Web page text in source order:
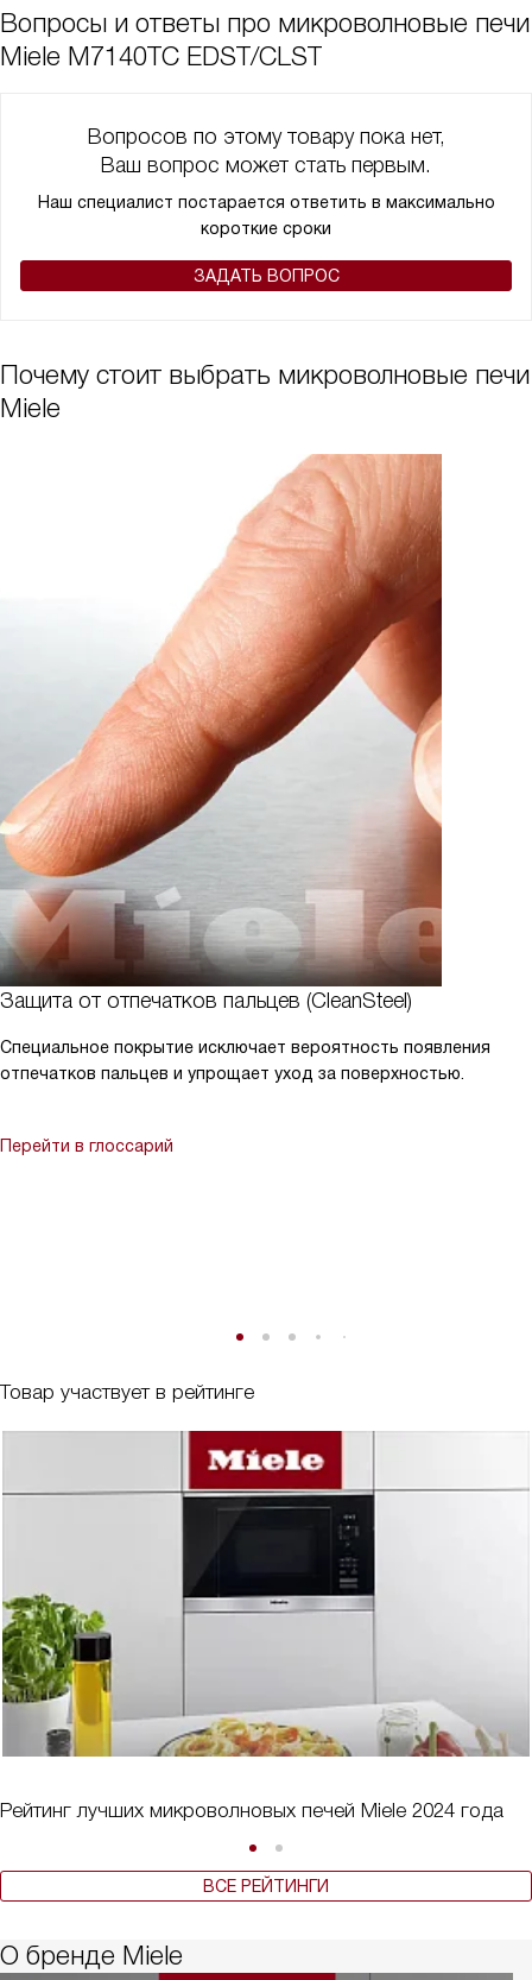
Товар участвует в рейтинге
Рейтинг лучших микроволновых печей Miele 2024 года
ВСЕ РЕЙТИНГИ
Вопросы и ответы про микроволновые печи
Miele M7140TC EDST/CLST
Вопросов по этому товару пока нет,
Ваш вопрос может стать первым.
Наш специалист постарается ответить в максимально
короткие сроки
ЗАДАТЬ ВОПРОС
Почему стоит выбрать микроволновые печи
Miele
Защита от отпечатков пальцев (CleanSteel)
Специальное покрытие исключает вероятность появления
отпечатков пальцев и упрощает уход за поверхностью.
Перейти в глоссарий
О бренде Miele